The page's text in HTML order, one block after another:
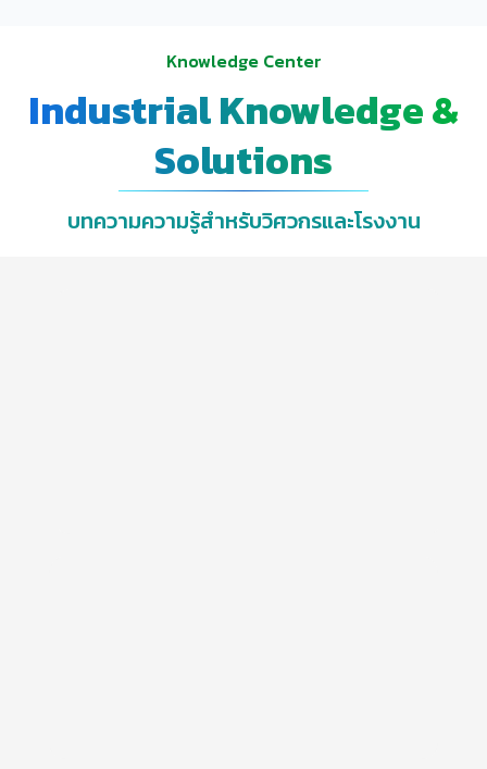
Knowledge Center
Industrial Knowledge &
Solutions
บทความความรู้สำหรับวิศวกรและโรงงาน